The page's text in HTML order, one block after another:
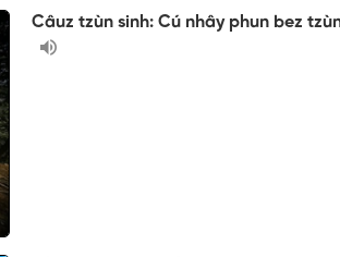
Câuz tzùn sinh: Cú nhây phun bez